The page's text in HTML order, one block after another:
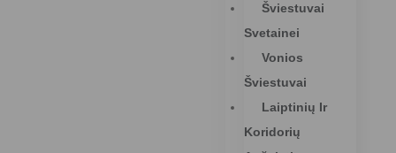
Šviestuvai
Svetainei
Vonios
Šviestuvai
Laiptinių Ir
Koridorių